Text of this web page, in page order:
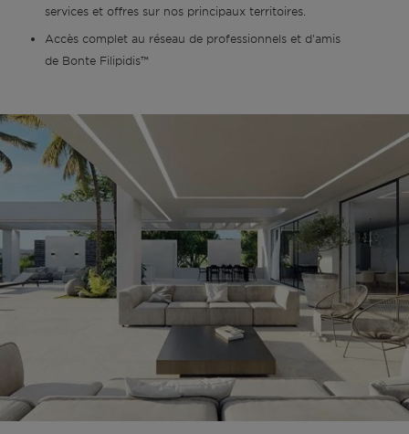
services et offres sur nos principaux territoires.
Accès complet au réseau de professionnels et d'amis
de Bonte Filipidis™